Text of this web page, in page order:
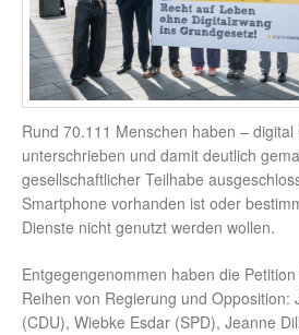
Rund 70.111 Menschen haben –
unterschrieben und damit deutlich
gesellschaftlicher Teilhabe
Smartphone vorhanden ist oder
Dienste nicht genutzt werden wollen.
Entgegengenommen haben die
Reihen von Regierung und Opposition:
(CDU), Wiebke Esdar (SPD), Jeanne